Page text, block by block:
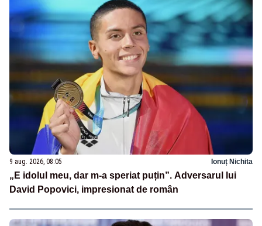
9 aug. 2026, 08:05 Ionuț Nichita
„E idolul meu, dar m-a speriat puțin”. Adversarul lui
David Popovici, impresionat de român